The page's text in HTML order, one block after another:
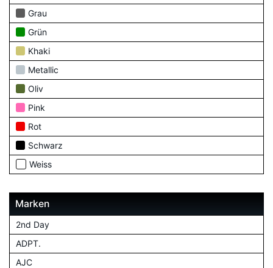
Grau
Grün
Khaki
Metallic
Oliv
Pink
Rot
Schwarz
Weiss
Marken
2nd Day
ADPT.
AJC